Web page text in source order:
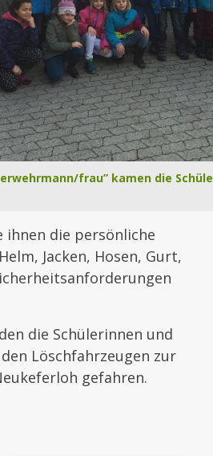
frau” kamen die
ihnen die persönliche
Jacken, Hosen, Gurt,
die Schülerinnen und
Löschfahrzeugen zur
gefahren.